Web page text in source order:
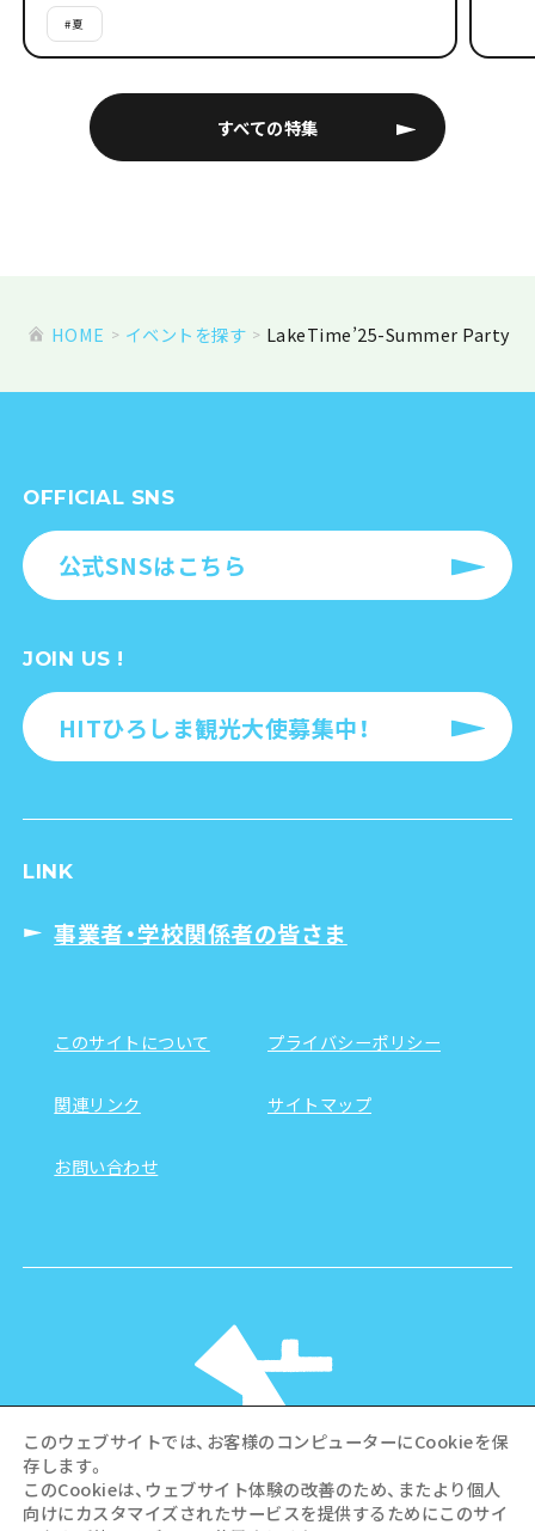
すべての特集
#夏
HOME イベントを探す LakeTime’25-Summer Party
OFFICIAL SNS
公式SNSはこちら
JOIN US !
HITひろしま観光大使募集中！
LINK
事業者・学校関係者の皆さま
このサイトについて プライバシーポリシー
関連リンク サイトマップ
お問い合わせ
©Hiroshima Tourism Association /
このウェブサイトでは、お客様のコンピューターにCookieを保
存します。
このCookieは、ウェブサイト体験の改善のため、またより個人
向けにカスタマイズされたサービスを提供するためにこのサイ